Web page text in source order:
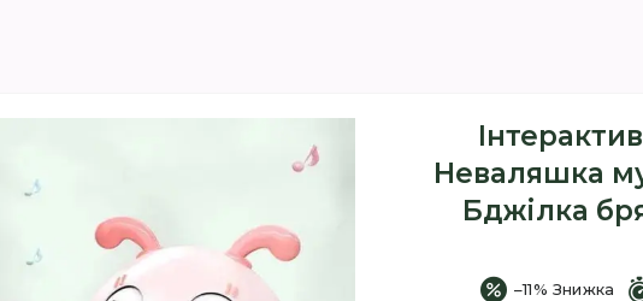
Неваляшка
Бджілка
–11%